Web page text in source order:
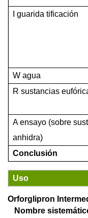
guarida tificación
W agua
R sustancias
Aensayo (sobre
anhidra)
Conclusión
Uso
Orforglipron
Nombre